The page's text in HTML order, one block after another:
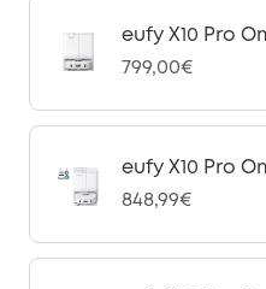
eufy X10 Pro
799,00€
eufy X10 Pro
848,99€